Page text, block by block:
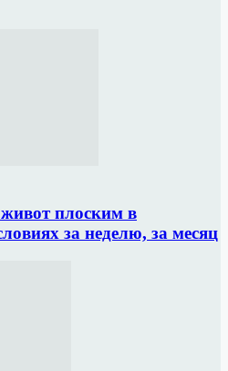
плоским в
за неделю, за месяц